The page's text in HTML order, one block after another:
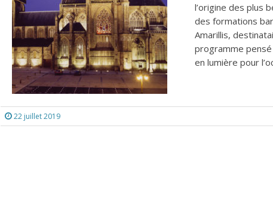
l’origine des plus
des formations
Amarillis,
programme
en lumière pour
22 juillet 2019